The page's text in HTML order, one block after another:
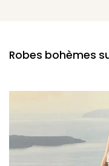
Robes bohèmes